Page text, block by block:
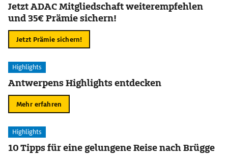
Jetzt ADAC Mitgliedschaft weiterempfehlen
und 35€ Prämie sichern!
Jetzt Prämie sichern!
Highlights
Antwerpens Highlights entdecken
Mehr erfahren
Highlights
10 Tipps für eine gelungene Reise nach Brügge